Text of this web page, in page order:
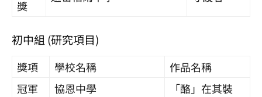
獎
初中組 (研究項目)
獎項 學校名稱
作品名稱
冠軍
協恩中學
「酪」在其裝